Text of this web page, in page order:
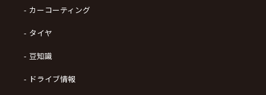
カーコーティング
タイヤ
豆知識
ドライブ情報